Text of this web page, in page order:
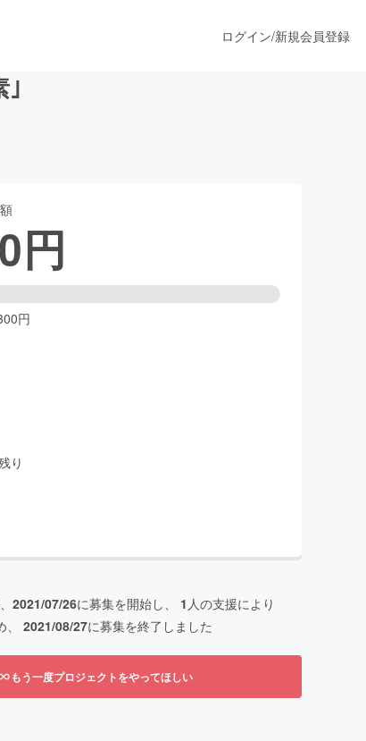
ログイン/新規会員登録
｣
円
円
り
2021/07/26に募集を開始し、 1 人の支援により
2021/08/27に募集を終了しました
もう一度プロジェクトをやってほしい